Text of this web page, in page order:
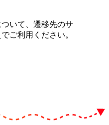
いて、遷移先のサ
ご利用ください。